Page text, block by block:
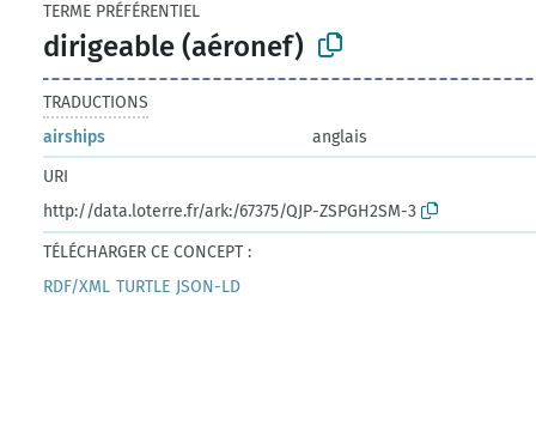
TERME PRÉFÉRENTIEL
dirigeable (aéronef)
TRADUCTIONS
airships
anglais
URI
http://data.loterre.fr/ark:/67375/QJP-ZSPGH2SM-3
TÉLÉCHARGER CE CONCEPT :
RDF/XML TURTLE JSON-LD